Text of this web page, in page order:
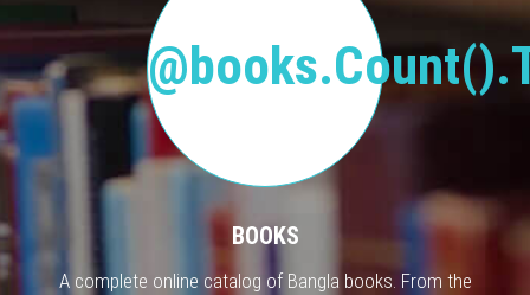
BOOKS
A complete online catalog of Bangla books. From the